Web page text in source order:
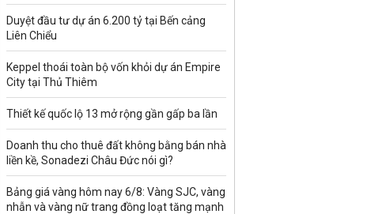
Duyệt đầu tư dự án 6.200 tỷ tại Bến cảng
Liên Chiểu
Keppel thoái toàn bộ vốn khỏi dự án Empire
City tại Thủ Thiêm
Thiết kế quốc lộ 13 mở rộng gần gấp ba lần
Doanh thu cho thuê đất không bằng bán nhà
liền kề, Sonadezi Châu Đức nói gì?
Bảng giá vàng hôm nay 6/8: Vàng SJC, vàng
nhẫn và vàng nữ trang đồng loạt tăng mạnh